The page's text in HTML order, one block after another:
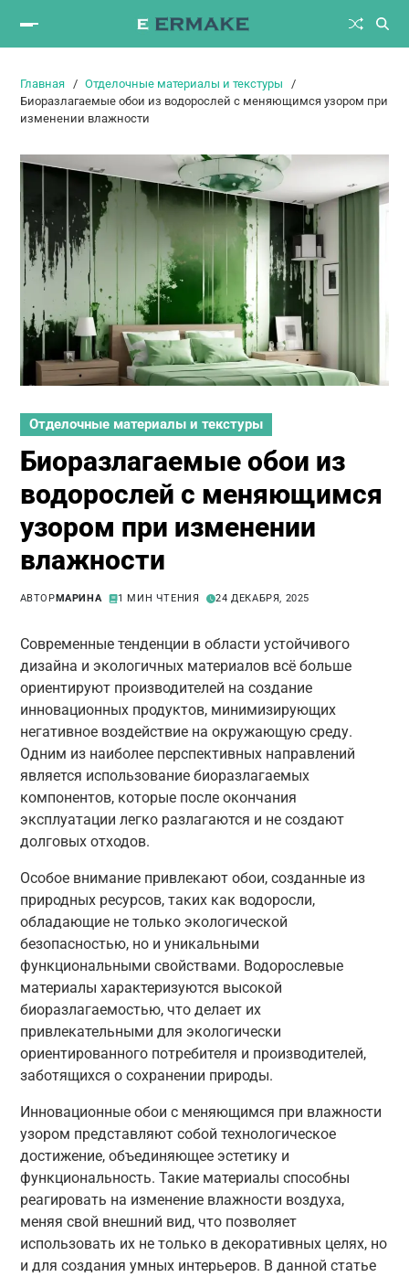
Главная
Отделочные материалы и текстуры
Биоразлагаемые обои из водорослей с меняющимся узором при
изменении влажности
Отделочные материалы и текстуры
Биоразлагаемые обои из
водорослей с меняющимся
узором при изменении
влажности
АВТОРМАРИНА 1 МИН ЧТЕНИЯ 24 ДЕКАБРЯ, 2025
Современные тенденции в области устойчивого
дизайна и экологичных материалов всё больше
ориентируют производителей на создание
инновационных продуктов, минимизирующих
негативное воздействие на окружающую среду.
Одним из наиболее перспективных направлений
является использование биоразлагаемых
компонентов, которые после окончания
эксплуатации легко разлагаются и не создают
долговых отходов.
Особое внимание привлекают обои, созданные из
природных ресурсов, таких как водоросли,
обладающие не только экологической
безопасностью, но и уникальными
функциональными свойствами. Водорослевые
материалы характеризуются высокой
биоразлагаемостью, что делает их
привлекательными для экологически
ориентированного потребителя и производителей,
заботящихся о сохранении природы.
Инновационные обои с меняющимся при влажности
узором представляют собой технологическое
достижение, объединяющее эстетику и
функциональность. Такие материалы способны
реагировать на изменение влажности воздуха,
меняя свой внешний вид, что позволяет
использовать их не только в декоративных целях, но
и для создания умных интерьеров. В данной статье